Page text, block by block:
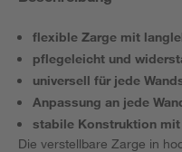
flexible Zarge mit
pflegeleicht und
universell für jede
Anpassung an jede
stabile Konstruktion
Die verstellbare Zarge in